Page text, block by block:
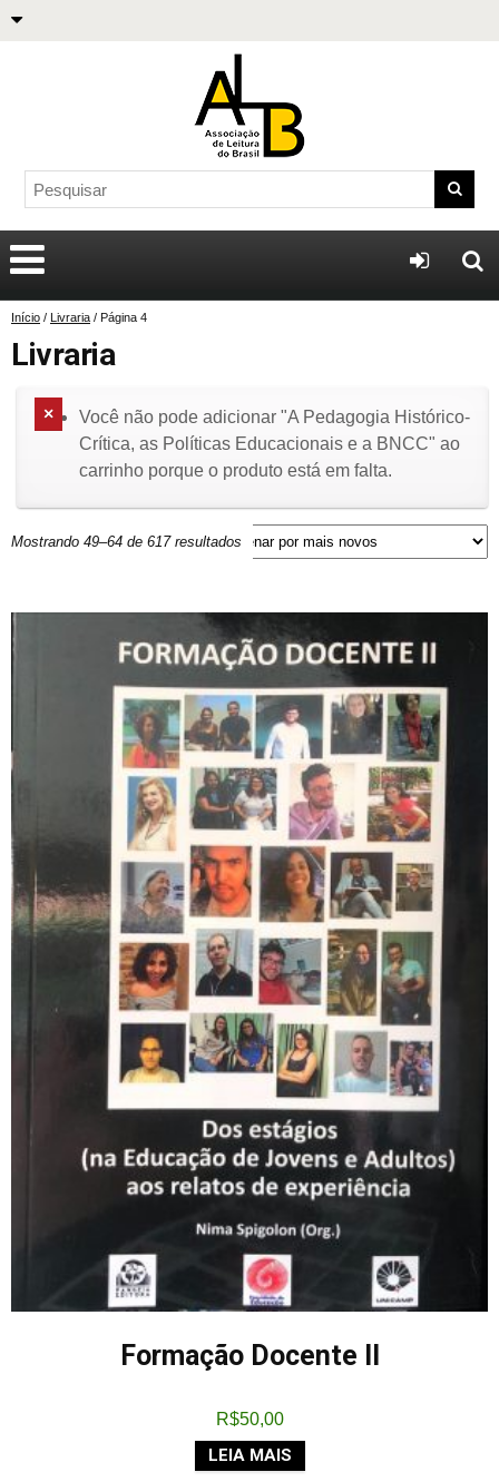
Início / Livraria / Página 4
Livraria
Você não pode adicionar "A Pedagogia Histórico-
Crítica, as Políticas Educacionais e a BNCC" ao
carrinho porque o produto está em falta.
Mostrando 49–64 de 617 resultados
Formação Docente II
R$50,00
LEIA MAIS